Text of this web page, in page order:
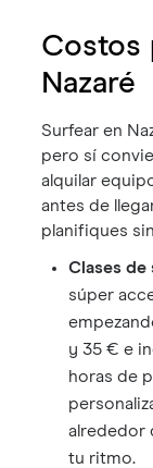
Costos
Nazaré
Surfear en
pero sí
alquilar
antes de
planifiques
Clases de
súper
y 35 € e
horas de
alrededor
tu ritmo.